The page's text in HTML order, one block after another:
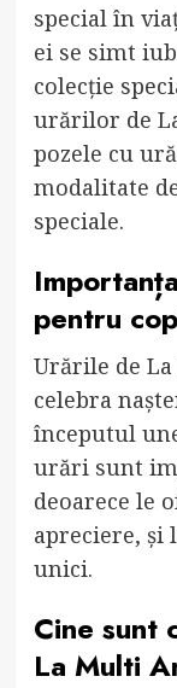
special în
ei se simt
colecție
urărilor de
pozele cu
modalitate
speciale.
pentru
Urările de
celebra
începutul
urări sunt
deoarece le
apreciere, și
unici.
Cine sunt
La Multi